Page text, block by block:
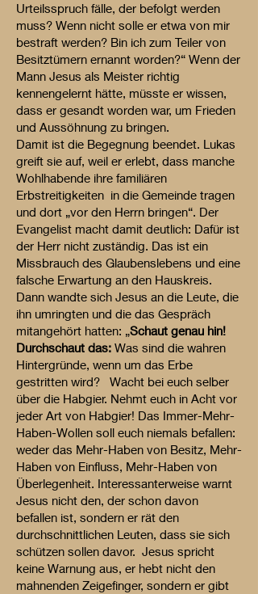
Urteilsspruch fälle, der befolgt werden
muss? Wenn nicht solle er etwa von mir
bestraft werden? Bin ich zum Teiler von
Besitztümern ernannt worden?“ Wenn der
Mann Jesus als Meister richtig
kennengelernt hätte, müsste er wissen,
dass er gesandt worden war, um Frieden
und Aussöhnung zu bringen.
Damit ist die Begegnung beendet. Lukas
greift sie auf, weil er erlebt, dass manche
Wohlhabende ihre familiären
Erbstreitigkeiten in die Gemeinde tragen
und dort „vor den Herrn bringen“. Der
Evangelist macht damit deutlich: Dafür ist
der Herr nicht zuständig. Das ist ein
Missbrauch des Glaubenslebens und eine
falsche Erwartung an den Hauskreis.
Dann wandte sich Jesus an die Leute, die
ihn umringten und die das Gespräch
mitangehört hatten: „Schaut genau hin!
Durchschaut das: Was sind die wahren
Hintergründe, wenn um das Erbe
gestritten wird? Wacht bei euch selber
über die Habgier. Nehmt euch in Acht vor
jeder Art von Habgier! Das Immer-Mehr-
Haben-Wollen soll euch niemals befallen:
weder das Mehr-Haben von Besitz, Mehr-
Haben von Einfluss, Mehr-Haben von
Überlegenheit. Interessanterweise warnt
Jesus nicht den, der schon davon
befallen ist, sondern er rät den
durchschnittlichen Leuten, dass sie sich
schützen sollen davor. Jesus spricht
keine Warnung aus, er hebt nicht den
mahnenden Zeigefinger, sondern er gibt